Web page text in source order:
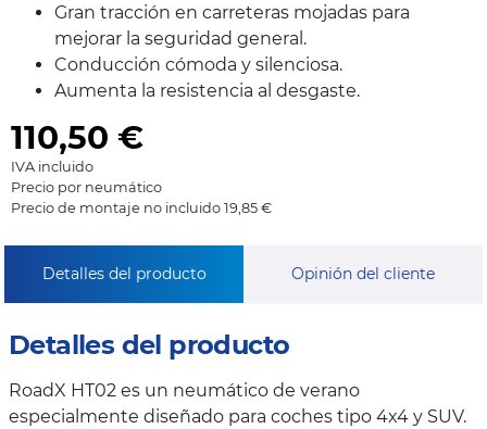
Gran tracción en carreteras mojadas para
mejorar la seguridad general.
Conducción cómoda y silenciosa.
Aumenta la resistencia al desgaste.
110,50 €
IVA incluido
Precio por neumático
Precio de montaje no incluido 19,85 €
Detalles del producto Opinión del cliente
Detalles del producto
RoadX HT02 es un neumático de verano
especialmente diseñado para coches tipo 4x4 y SUV.